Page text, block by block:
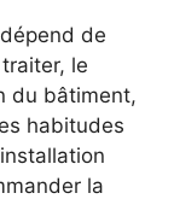
de
le
du bâtiment,
habitudes
la